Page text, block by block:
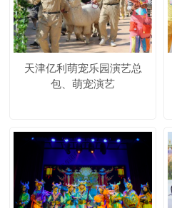
天津亿利萌宠乐园演艺总
包、萌宠演艺